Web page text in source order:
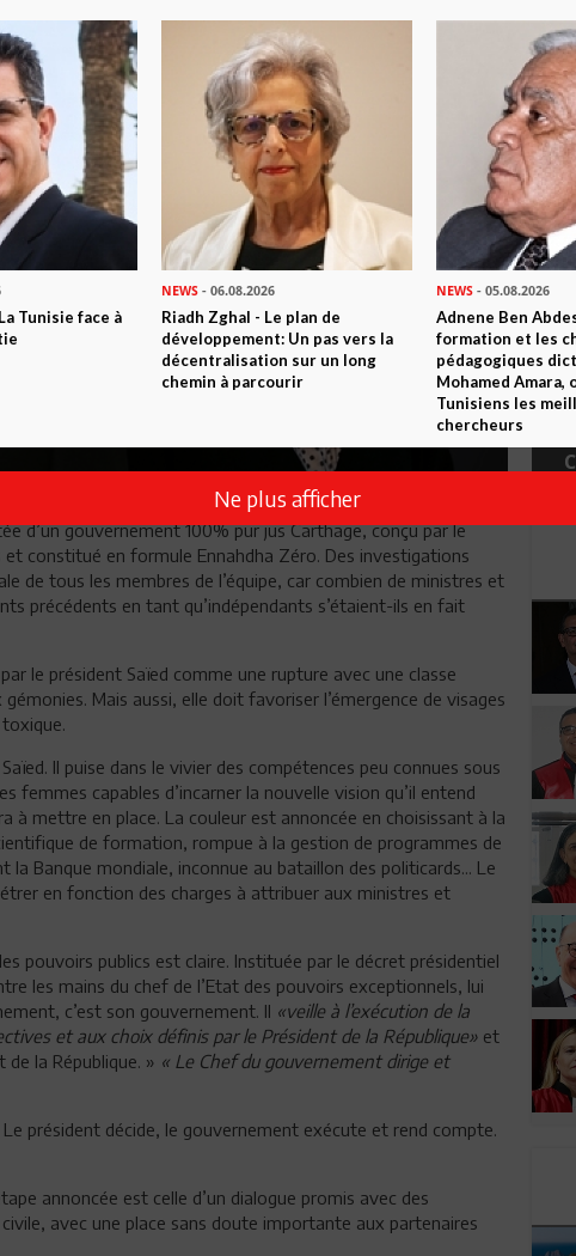
d’un gouvernement 100% pur jus Carthage, conçu par le
constitué en formule Ennahdha Zéro. Des investigations
de tous les membres de l’équipe, car combien de ministres et
précédents en tant qu’indépendants s’étaient-ils en fait
le président Saïed comme une rupture avec une classe
Mais aussi, elle doit favoriser l’émergence de visages
Il puise dans le vivier des compétences peu connues sous
femmes capables d’incarner la nouvelle vision qu’il entend
à mettre en place. La couleur est annoncée en choisissant à la
de formation, rompue à la gestion de programmes de
Banque mondiale, inconnue au bataillon des politicards... Le
en fonction des charges à attribuer aux ministres et
pouvoirs publics est claire. Instituée par le décret présidentiel
les mains du chef de l’Etat des pouvoirs exceptionnels, lui
c’est son gouvernement. Il «veille à l’exécution de la
et aux choix définis par le Président de la République» et
la République. » « Le Chef du gouvernement dirige et
président décide, le gouvernement exécute et rend compte.
annoncée est celle d’un dialogue promis avec des
avec une place sans doute importante aux partenaires
Tunisie face à
NEWS - 06.08.2026
Riadh Zghal - Le plan de
développement: Un pas vers la
décentralisation sur un long
chemin à parcourir
NEWS- 05.08.2026
Adnene Ben
formation et les
pédagogiques
Mohamed Amara,
Tunisiens les
chercheurs
Ne plus afficher